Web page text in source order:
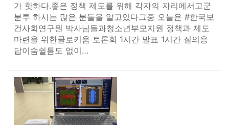
가 핫하다.좋은 정책 제도를 위해 각자의 자리에서고군
분투 하시는 많은 분들을 알고있다그중 오늘은 #한국보
건사회연구원 박사님들과청소년부모지원 정책과 제도
마련을 위한콜로키움 토론회 1시간 발표 1시간 질의응
답이숨쉴틈도 없이…